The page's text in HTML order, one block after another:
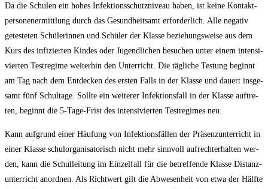
Da die Schu­len ein hohes Infek­ti­ons­schutz­ni­veau haben, ist kei­ne Kon­takt­
per­so­nen­er­mitt­lung durch das Gesund­heits­amt erfor­der­lich. Alle nega­tiv
getes­te­ten Schü­le­rin­nen und Schü­ler der Klas­se bezie­hungs­wei­se aus dem
Kurs des infi­zier­ten Kin­des oder Jugend­li­chen besu­chen unter einem inten­si­
vier­ten Test­re­gime wei­ter­hin den Unter­richt. Die täg­li­che Tes­tung beginnt
am Tag nach dem Ent­de­cken des ers­ten Falls in der Klas­se und dau­ert ins­ge­
samt fünf Schul­ta­ge. Soll­te ein wei­te­rer Infek­ti­ons­fall in der Klas­se auf­tre­
ten, beginnt die 5‑Ta­ge-Frist des inten­si­vier­ten Test­re­gimes neu.
Kann auf­grund einer Häu­fung von Infek­ti­ons­fäl­len der Prä­senz­un­ter­richt in
einer Klas­se schul­or­ga­ni­sa­to­risch nicht mehr sinn­voll auf­recht­erhal­ten wer­
den, kann die Schul­lei­tung im Ein­zel­fall für die betref­fen­de Klas­se Distanz­
un­ter­richt anord­nen. Als Richt­wert gilt die Abwe­sen­heit von etwa der Hälf­te